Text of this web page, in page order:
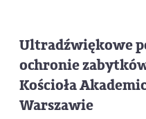
Ultradźwiękowe
ochronie
Kościoła
Warszawie